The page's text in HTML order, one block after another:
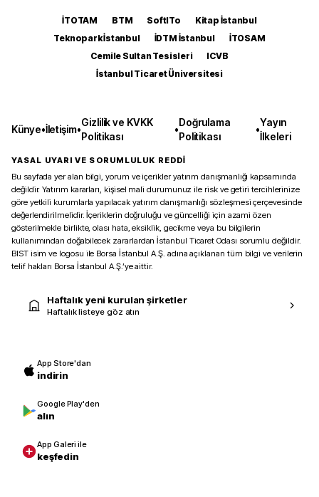
İTOTAM BTM SoftITo
Kitap İstanbul
Teknopark İstanbul
İDTM İstanbul
İTOSAM
Cemile Sultan Tesisleri
ICVB
İstanbul Ticaret Üniversitesi
Künye•İletişim•
Gizlilik ve KVKK
Politikası
•
Doğrulama
Politikası
•
Yayın
İlkeleri
YASAL UYARI VE SORUMLULUK REDDİ
Bu sayfada yer alan bilgi, yorum ve içerikler yatırım danışmanlığı kapsamında
değildir. Yatırım kararları, kişisel mali durumunuz ile risk ve getiri tercihlerinize
göre yetkili kurumlarla yapılacak yatırım danışmanlığı sözleşmesi çerçevesinde
değerlendirilmelidir. İçeriklerin doğruluğu ve güncelliği için azami özen
gösterilmekle birlikte, olası hata, eksiklik, gecikme veya bu bilgilerin
kullanımından doğabilecek zararlardan İstanbul Ticaret Odası sorumlu değildir.
BIST isim ve logosu ile Borsa İstanbul A.Ş. adına açıklanan tüm bilgi ve verilerin
telif hakları Borsa İstanbul A.Ş.’ye aittir.
Haftalık yeni kurulan şirketler
Haftalık listeye göz atın
App Store'dan
indirin
Google Play'den
alın
App Galeri ile
keşfedin